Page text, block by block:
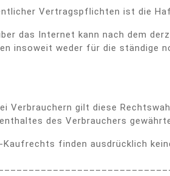
Vertragspflichten ist die
das Internet kann nach dem
insoweit weder für die ständige
Verbrauchern gilt diese
des Verbrauchers
Kaufrechts finden ausdrücklich